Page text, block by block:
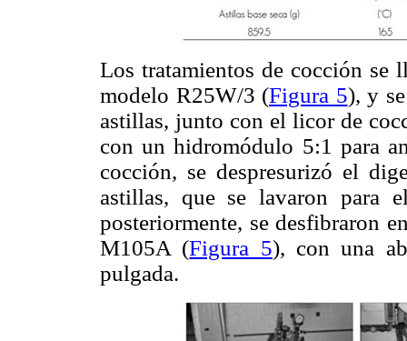
Los tratamientos de cocción
modelo R25W/3 (Figura 5), y
astillas, junto con el licor de
con un hidromódulo 5:1 para
cocción, se despresurizó el
astillas, que se lavaron para
posteriormente, se desfibraron
M105A (Figura 5), con una
pulgada.